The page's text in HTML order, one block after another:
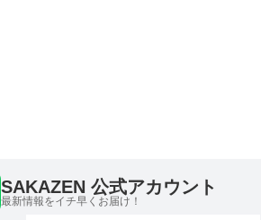
SAKAZEN 公式アカウント
最新情報をイチ早くお届け！